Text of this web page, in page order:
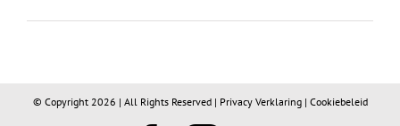
© Copyright 2026 | All Rights Reserved | Privacy Verklaring| Cookiebeleid